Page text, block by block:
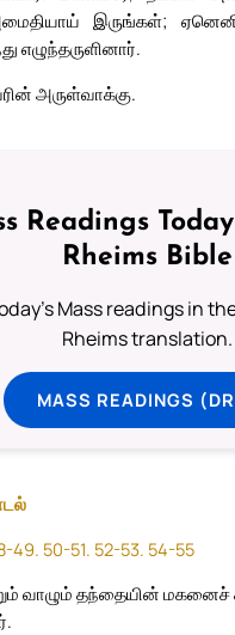
இருங்கள்;
எழுந்தருளினார்.
அருள்வாக்கு.
Readings
Rheims Bible
Mass readings in
Rheims translation.
MASS READINGS
49. 50-51. 52-53. 54-55
வாழும் தந்தையின் மகனைச்